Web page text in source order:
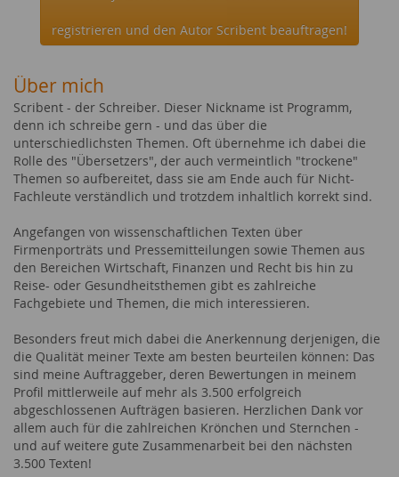
registrieren und den Autor Scribent beauftragen!
Über mich
Scribent - der Schreiber. Dieser Nickname ist Programm,
denn ich schreibe gern - und das über die
unterschiedlichsten Themen. Oft übernehme ich dabei die
Rolle des "Übersetzers", der auch vermeintlich "trockene"
Themen so aufbereitet, dass sie am Ende auch für Nicht-
Fachleute verständlich und trotzdem inhaltlich korrekt sind.
Angefangen von wissenschaftlichen Texten über
Firmenporträts und Pressemitteilungen sowie Themen aus
den Bereichen Wirtschaft, Finanzen und Recht bis hin zu
Reise- oder Gesundheitsthemen gibt es zahlreiche
Fachgebiete und Themen, die mich interessieren.
Besonders freut mich dabei die Anerkennung derjenigen, die
die Qualität meiner Texte am besten beurteilen können: Das
sind meine Auftraggeber, deren Bewertungen in meinem
Profil mittlerweile auf mehr als 3.500 erfolgreich
abgeschlossenen Aufträgen basieren. Herzlichen Dank vor
allem auch für die zahlreichen Krönchen und Sternchen -
und auf weitere gute Zusammenarbeit bei den nächsten
3.500 Texten!